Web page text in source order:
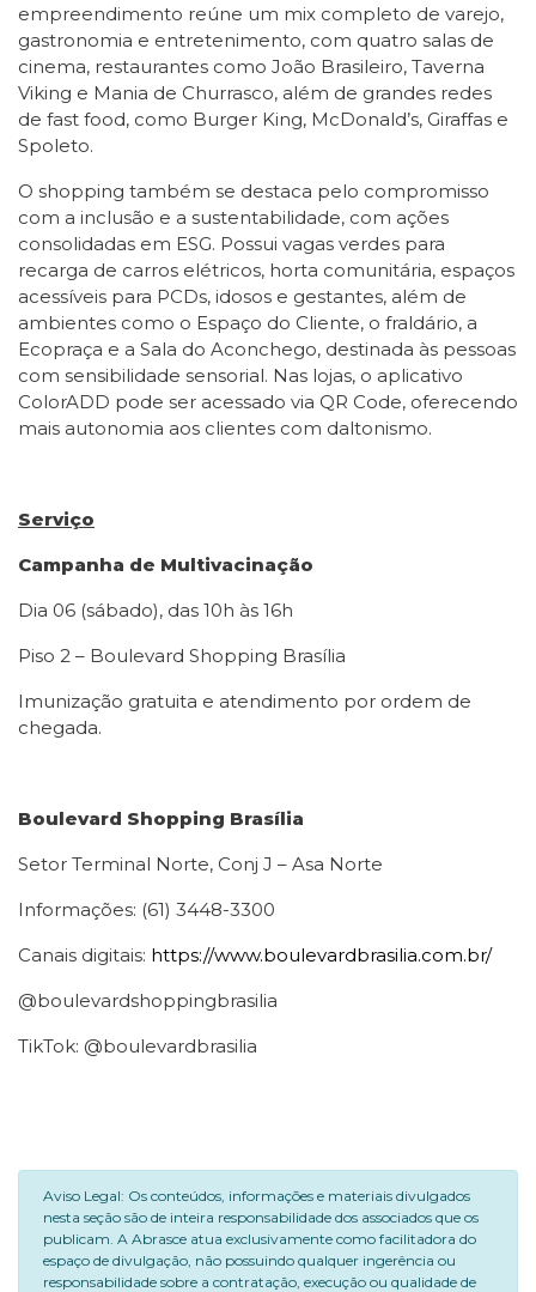
empreendimento reúne um mix completo de varejo,
gastronomia e entretenimento, com quatro salas de
cinema, restaurantes como João Brasileiro, Taverna
Viking e Mania de Churrasco, além de grandes redes
de fast food, como Burger King, McDonald’s, Giraffas e
Spoleto.
O shopping também se destaca pelo compromisso
com a inclusão e a sustentabilidade, com ações
consolidadas em ESG. Possui vagas verdes para
recarga de carros elétricos, horta comunitária, espaços
acessíveis para PCDs, idosos e gestantes, além de
ambientes como o Espaço do Cliente, o fraldário, a
Ecopraça e a Sala do Aconchego, destinada às pessoas
com sensibilidade sensorial. Nas lojas, o aplicativo
ColorADD pode ser acessado via QR Code, oferecendo
mais autonomia aos clientes com daltonismo.
Serviço
Campanha de Multivacinação
Dia 06 (sábado), das 10h às 16h
Piso 2 – Boulevard Shopping Brasília
Imunização gratuita e atendimento por ordem de
chegada.
Boulevard Shopping Brasília
Setor Terminal Norte, Conj J – Asa Norte
Informações: (61) 3448-3300
Canais digitais: https://www.boulevardbrasilia.com.br/
@boulevardshoppingbrasilia
TikTok: @boulevardbrasilia
Aviso Legal: Os conteúdos, informações e materiais divulgados
nesta seção são de inteira responsabilidade dos associados que os
publicam. A Abrasce atua exclusivamente como facilitadora do
espaço de divulgação, não possuindo qualquer ingerência ou
responsabilidade sobre a contratação, execução ou qualidade de